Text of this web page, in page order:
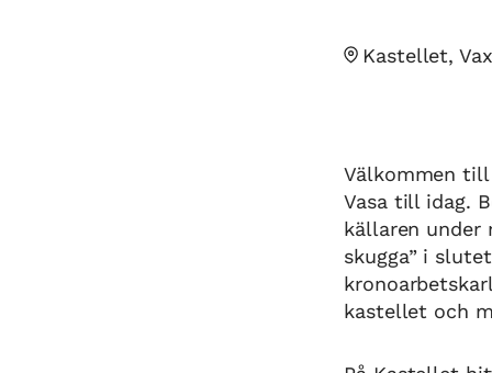
Kastellet,
Välkommen
Vasa till idag.
källaren under
skugga” i
kastellet och